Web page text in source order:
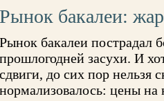
Рынок бакалеи:
Рынок бакалеи пострадал
прошлогодней засухи. И
сдвиги, до сих пор нельзя
нормализовалось: цены на